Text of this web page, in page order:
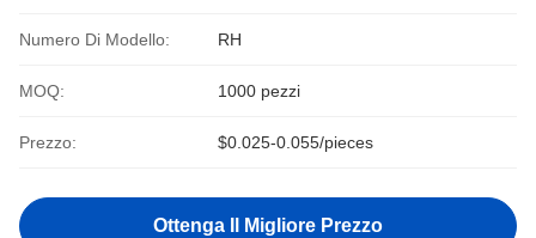
Numero Di Modello: RH
MOQ: 1000 pezzi
Prezzo: $0.025-0.055/pieces
Ottenga Il Migliore Prezzo